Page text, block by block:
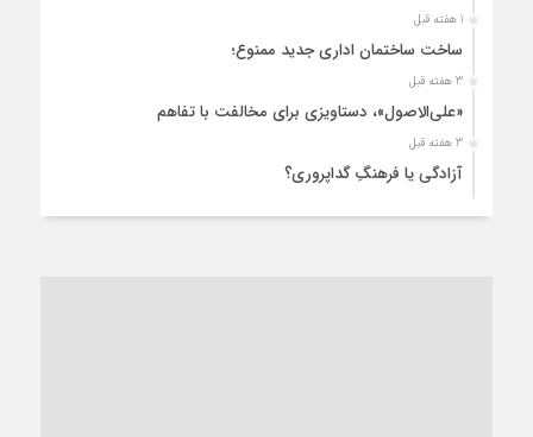
1 هفته قبل
ساخت ساختمان اداری جدید ممنوع؛
3 هفته قبل
«علی‌الاصول»، دستاویزی برای مخالفت با تفاهم
3 هفته قبل
آزادگی یا فرهنگِ گداپروری؟